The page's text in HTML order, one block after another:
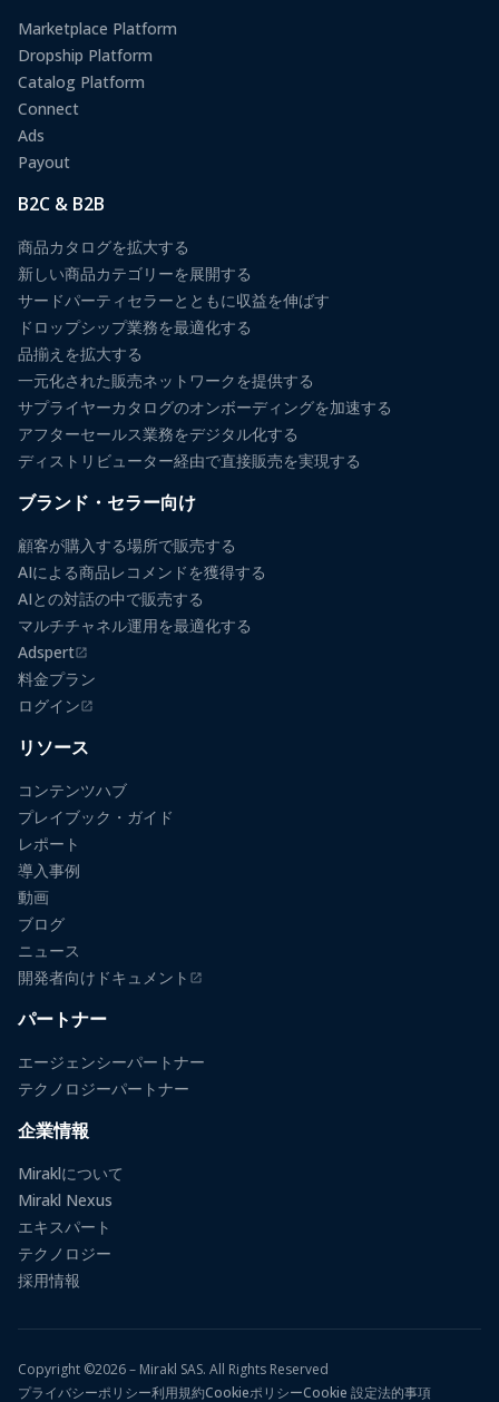
Marketplace Platform
Dropship Platform
Catalog Platform
Connect
Ads
Payout
B2C & B2B
商品カタログを拡大する
新しい商品カテゴリーを展開する
サードパーティセラーとともに収益を伸ばす
ドロップシップ業務を最適化する
品揃えを拡大する
一元化された販売ネットワークを提供する
サプライヤーカタログのオンボーディングを加速する
アフターセールス業務をデジタル化する
ディストリビューター経由で直接販売を実現する
ブランド・セラー向け
顧客が購入する場所で販売する
AIによる商品レコメンドを獲得する
AIとの対話の中で販売する
マルチチャネル運用を最適化する
Adspert
（新しいタブで開きます）
料金プラン
ログイン
（新しいタブで開きます）
リソース
コンテンツハブ
プレイブック・ガイド
レポート
導入事例
動画
ブログ
ニュース
開発者向けドキュメント
（新しいタブで開きます）
パートナー
エージェンシーパートナー
テクノロジーパートナー
企業情報
Miraklについて
Mirakl Nexus
エキスパート
テクノロジー
採用情報
Copyright ©2026 – Mirakl SAS. All Rights Reserved
プライバシーポリシー利用規約CookieポリシーCookie 設定法的事項